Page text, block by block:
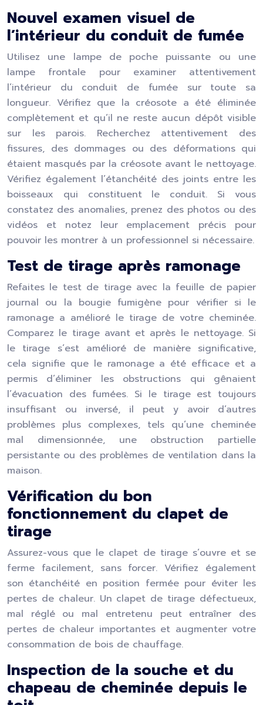
Nouvel examen visuel de
l’intérieur du conduit de fumée
Utilisez une lampe de poche puissante ou une
lampe frontale pour examiner attentivement
l’intérieur du conduit de fumée sur toute sa
longueur. Vérifiez que la créosote a été éliminée
complètement et qu’il ne reste aucun dépôt visible
sur les parois. Recherchez attentivement des
fissures, des dommages ou des déformations qui
étaient masqués par la créosote avant le nettoyage.
Vérifiez également l’étanchéité des joints entre les
boisseaux qui constituent le conduit. Si vous
constatez des anomalies, prenez des photos ou des
vidéos et notez leur emplacement précis pour
pouvoir les montrer à un professionnel si nécessaire.
Test de tirage après ramonage
Refaites le test de tirage avec la feuille de papier
journal ou la bougie fumigène pour vérifier si le
ramonage a amélioré le tirage de votre cheminée.
Comparez le tirage avant et après le nettoyage. Si
le tirage s’est amélioré de manière significative,
cela signifie que le ramonage a été efficace et a
permis d’éliminer les obstructions qui gênaient
l’évacuation des fumées. Si le tirage est toujours
insuffisant ou inversé, il peut y avoir d’autres
problèmes plus complexes, tels qu’une cheminée
mal dimensionnée, une obstruction partielle
persistante ou des problèmes de ventilation dans la
maison.
Vérification du bon
fonctionnement du clapet de
tirage
Assurez-vous que le clapet de tirage s’ouvre et se
ferme facilement, sans forcer. Vérifiez également
son étanchéité en position fermée pour éviter les
pertes de chaleur. Un clapet de tirage défectueux,
mal réglé ou mal entretenu peut entraîner des
pertes de chaleur importantes et augmenter votre
consommation de bois de chauffage.
Inspection de la souche et du
chapeau de cheminée depuis le